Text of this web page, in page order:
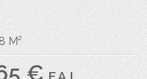
M²
€